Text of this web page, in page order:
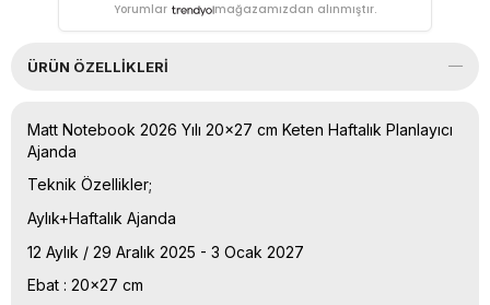
Yorumlar mağazamızdan alınmıştır.
ÜRÜN ÖZELLIKLERI
Matt Notebook 2026 Yılı 20x27 cm Keten Haftalık Planlayıcı
Ajanda
Teknik Özellikler;
Aylık+Haftalık Ajanda
12 Aylık / 29 Aralık 2025 - 3 Ocak 2027
Ebat : 20x27 cm